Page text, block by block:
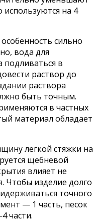
на 4
сильно
вода для
подливаться в
раствор до
раствора
быть точным.
в частных
материал обладает
легкой стяжки на
щебневой
влияет не
Чтобы изделие долго
точного
— 1 часть, песок
части.